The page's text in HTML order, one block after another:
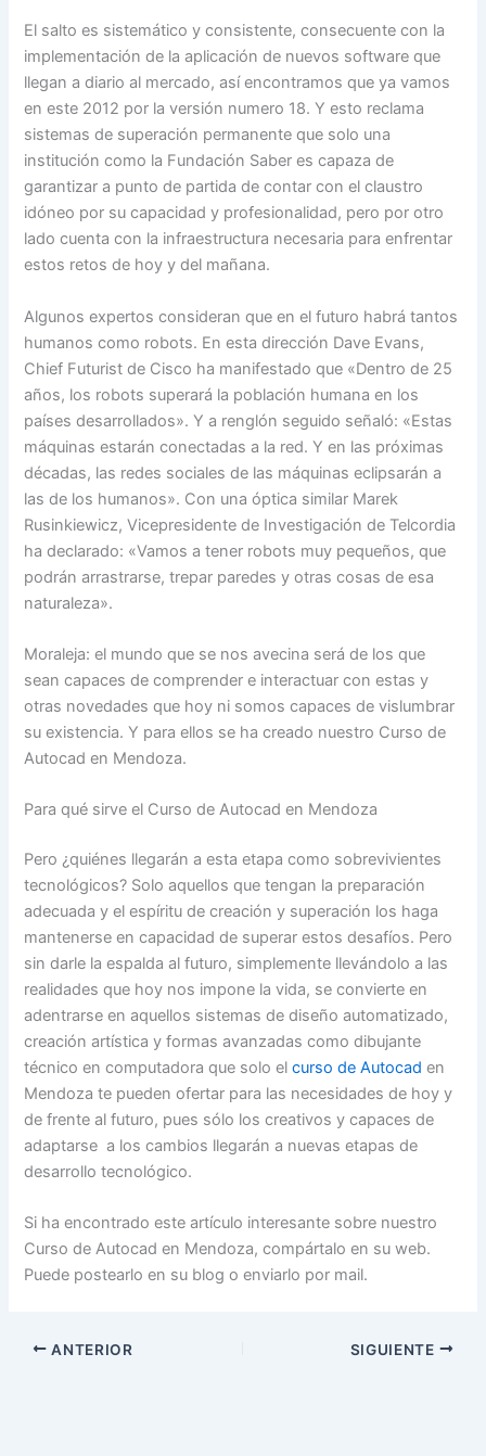
El salto es sistemático y consistente, consecuente con la
implementación de la aplicación de nuevos software que
llegan a diario al mercado, así encontramos que ya vamos
en este 2012 por la versión numero 18. Y esto reclama
sistemas de superación permanente que solo una
institución como la Fundación Saber es capaza de
garantizar a punto de partida de contar con el claustro
idóneo por su capacidad y profesionalidad, pero por otro
lado cuenta con la infraestructura necesaria para enfrentar
estos retos de hoy y del mañana.
Algunos expertos consideran que en el futuro habrá tantos
humanos como robots. En esta dirección Dave Evans,
Chief Futurist de Cisco ha manifestado que «Dentro de 25
años, los robots superará la población humana en los
países desarrollados». Y a renglón seguido señaló: «Estas
máquinas estarán conectadas a la red. Y en las próximas
décadas, las redes sociales de las máquinas eclipsarán a
las de los humanos». Con una óptica similar Marek
Rusinkiewicz, Vicepresidente de Investigación de Telcordia
ha declarado: «Vamos a tener robots muy pequeños, que
podrán arrastrarse, trepar paredes y otras cosas de esa
naturaleza».
Moraleja: el mundo que se nos avecina será de los que
sean capaces de comprender e interactuar con estas y
otras novedades que hoy ni somos capaces de vislumbrar
su existencia. Y para ellos se ha creado nuestro Curso de
Autocad en Mendoza.
Para qué sirve el Curso de Autocad en Mendoza
Pero ¿quiénes llegarán a esta etapa como sobrevivientes
tecnológicos? Solo aquellos que tengan la preparación
adecuada y el espíritu de creación y superación los haga
mantenerse en capacidad de superar estos desafíos. Pero
sin darle la espalda al futuro, simplemente llevándolo a las
realidades que hoy nos impone la vida, se convierte en
adentrarse en aquellos sistemas de diseño automatizado,
creación artística y formas avanzadas como dibujante
técnico en computadora que solo elcurso de Autocad en
Mendoza te pueden ofertar para las necesidades de hoy y
de frente al futuro, pues sólo los creativos y capaces de
adaptarse a los cambios llegarán a nuevas etapas de
desarrollo tecnológico.
Si ha encontrado este artículo interesante sobre nuestro
Curso de Autocad en Mendoza, compártalo en su web.
Puede postearlo en su blog o enviarlo por mail.
ANTERIOR SIGUIENTE